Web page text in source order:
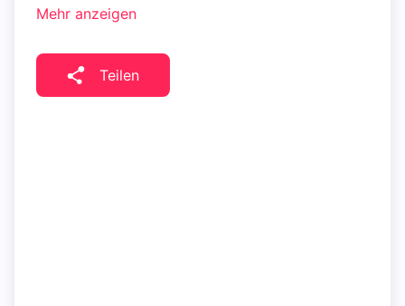
Mehr anzeigen
Teilen